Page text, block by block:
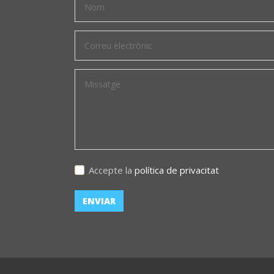
Accepte la política de privacitat